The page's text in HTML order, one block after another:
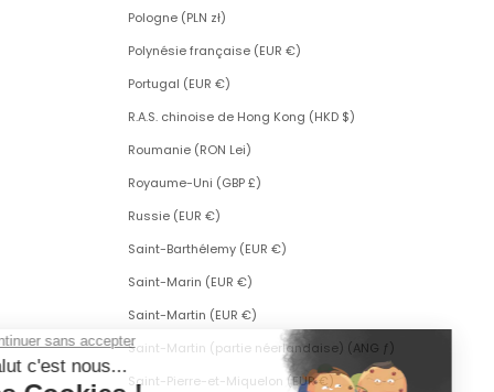
Pologne (PLN zł)
Polynésie française (EUR €)
Portugal (EUR €)
R.A.S. chinoise de Hong Kong (HKD $)
Roumanie (RON Lei)
Royaume-Uni (GBP £)
Russie (EUR €)
Saint-Barthélemy (EUR €)
Saint-Marin (EUR €)
Saint-Martin (EUR €)
Saint-Martin (partie néerlandaise) (ANG ƒ)
Saint-Pierre-et-Miquelon (EUR €)